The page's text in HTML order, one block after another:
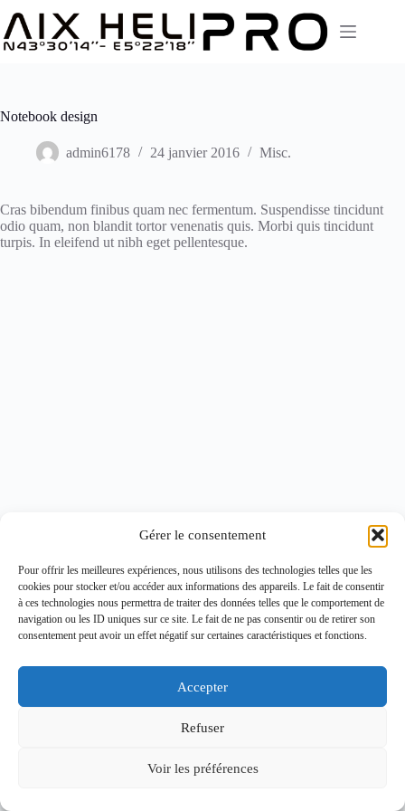
Gérer le consentement
Pour offrir les meilleures expériences, nous utilisons des technologies telles que les
cookies pour stocker et/ou accéder aux informations des appareils. Le fait de consentir
à ces technologies nous permettra de traiter des données telles que le comportement de
navigation ou les ID uniques sur ce site. Le fait de ne pas consentir ou de retirer son
consentement peut avoir un effet négatif sur certaines caractéristiques et fonctions.
Accepter
Refuser
Voir les préférences
au
contenu
Notebook design
admin6178 24 janvier 2016 Misc.
Cras bibendum finibus quam nec fermentum. Suspendisse tincidunt
odio quam, non blandit tortor venenatis quis. Morbi quis tincidunt
turpis. In eleifend ut nibh eget pellentesque.
Copyright © 2026 - Thème WordPress par